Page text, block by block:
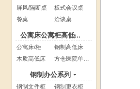
屏风/隔断桌
板式会议桌
餐桌
洽谈桌
公寓床公寓柜高低...
公寓床/柜
钢制高低床
木质高低床
方仓医院单人床
钢制办公系列
钢制文件柜
钢制更衣柜